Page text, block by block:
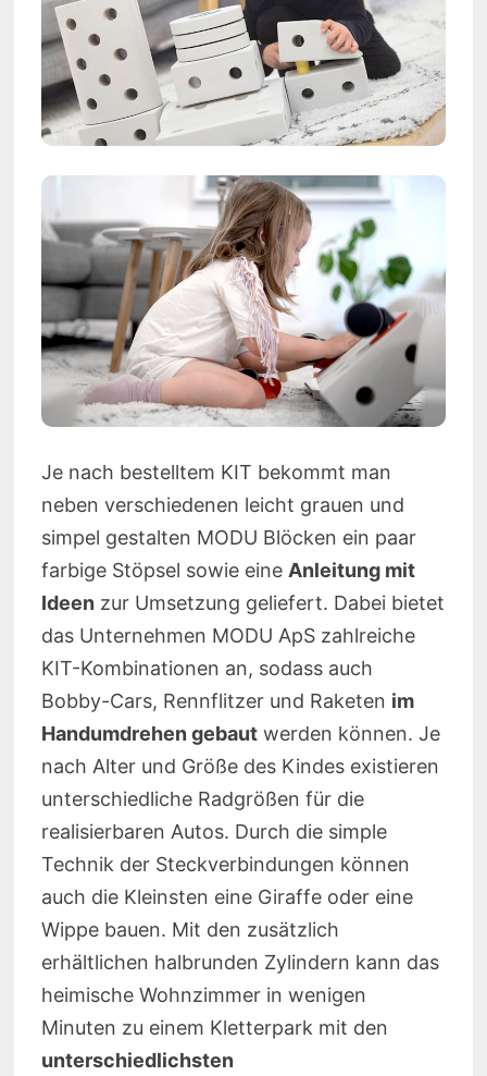
Je nach bestelltem KIT bekommt man
neben verschiedenen leicht grauen und
simpel gestalten MODU Blöcken ein paar
farbige Stöpsel sowie eine Anleitung mit
Ideen zur Umsetzung geliefert. Dabei bietet
das Unternehmen MODU ApS zahlreiche
KIT-Kombinationen an, sodass auch
Bobby-Cars, Rennflitzer und Raketen im
Handumdrehen gebautwerden können. Je
nach Alter und Größe des Kindes existieren
unterschiedliche Radgrößen für die
realisierbaren Autos. Durch die simple
Technik der Steckverbindungen können
auch die Kleinsten eine Giraffe oder eine
Wippe bauen. Mit den zusätzlich
erhältlichen halbrunden Zylindern kann das
heimische Wohnzimmer in wenigen
Minuten zu einem Kletterpark mit den
unterschiedlichsten